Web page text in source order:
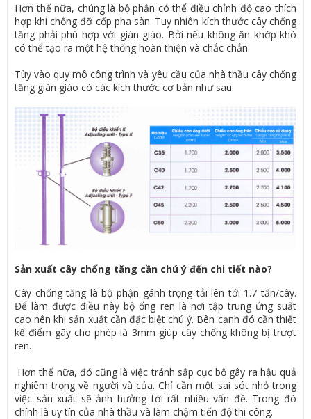
Hơn thế nữa, chúng là bộ phận có thể điều chỉnh độ cao thích
hợp khi chống đỡ cốp pha sàn. Tuy nhiên kích thước cây chống
tăng phải phù hợp với giàn giáo. Bởi nếu không ăn khớp khó
có thể tạo ra một hệ thống hoàn thiện và chắc chắn.
Tùy vào quy mô công trình và yêu cầu của nhà thầu cây chống
tăng giàn giáo có các kích thước cơ bản như sau:
Sản xuất cây chống tăng cần chú ý đến chi tiết nào?
Cây chống tăng là bộ phận gánh trọng tải lên tới 1.7 tấn/cây.
Để làm được điều này bộ ống ren là nơi tập trung ứng suất
cao nên khi sản xuất cần đặc biệt chú ý. Bên cạnh đó cần thiết
kế điểm gãy cho phép là 3mm giúp cây chống không bị trượt
ren.
Hơn thế nữa, đó cũng là việc tránh sập cục bộ gây ra hậu quả
nghiêm trọng về người và của. Chỉ cần một sai sót nhỏ trong
việc sản xuất sẽ ảnh hưởng tới rất nhiều vấn đề. Trong đó
chính là uy tín của nhà thầu và làm chậm tiến độ thi công.